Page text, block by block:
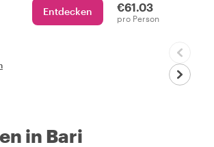
Entdecken €61.03
pro Person
in Bari